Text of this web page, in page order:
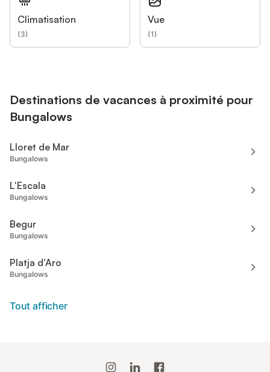
Climatisation
(3)
Vue
(1)
Destinations de vacances à proximité pour
Bungalows
Lloret de Mar
Bungalows
L'Escala
Bungalows
Begur
Bungalows
Platja d'Aro
Bungalows
Tout afficher